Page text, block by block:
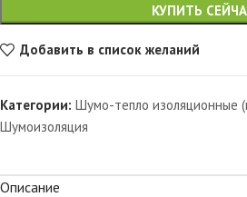
КУПИТЬ
Добавить в список желаний
Категории: Шумо-тепло изоляционные
Шумоизоляция
Описание